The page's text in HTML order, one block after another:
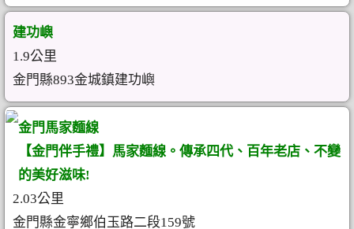
建功嶼
1.9公里
金門縣893金城鎮建功嶼
金門馬家麵線
【金門伴手禮】馬家麵線。傳承四代、百年老店、不變
的美好滋味!
2.03公里
金門縣金寧鄉伯玉路二段159號